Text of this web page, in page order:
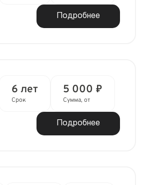
Подробнее
6 лет
Срок
5 000 ₽
Сумма, от
Подробнее